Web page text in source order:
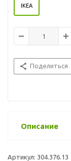
IKEA
Поделиться
Описание
Артикул: 304.376.13